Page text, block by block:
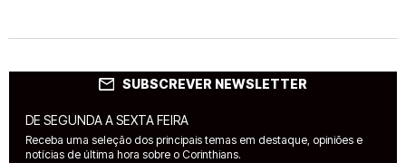
SUBSCREVER NEWSLETTER
DE SEGUNDA A SEXTA FEIRA
Receba uma seleção dos principais temas em destaque, opiniões e
notícias de última hora sobre o Corinthians.